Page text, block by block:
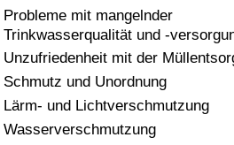
Probleme mit mangelnder
Trinkwasserqualität und -
Unzufriedenheit mit der
Schmutz und Unordnung
Lärm- und Lichtverschmutzung
Wasserverschmutzung
Kriminalitäts-Index
Kriminalitätsindex nach Land
Gesundheitsversorgung